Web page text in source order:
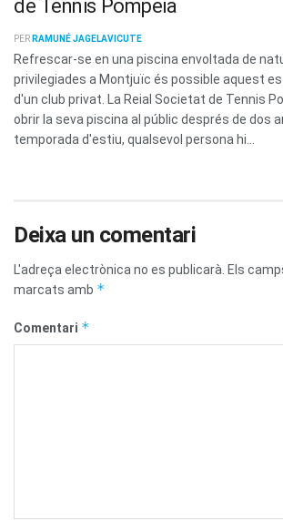
de Tennis Pompeia
PER RAMUNÉ JAGELAVICUTE
Refrescar-se en una piscina envoltada de
privilegiades a Montjuïc és possible aquest
d'un club privat. La Reial Societat de Tennis
obrir la seva piscina al públic després de dos
temporada d'estiu, qualsevol persona hi...
Deixa un comentari
L'adreça electrònica no es publicarà. Els
marcats amb *
Comentari *